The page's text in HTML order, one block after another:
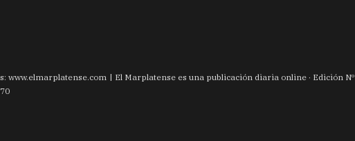
www.elmarplatense.com El Marplatense es una publicación diaria online · Edición Nº